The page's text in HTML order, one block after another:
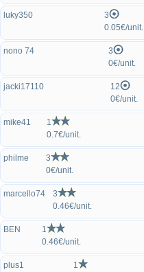
luky350
3
0.05€/unit.
nono 74
3
0€/unit.
jacki17110
12
0€/unit.
mike41
1
0.7€/unit.
philme
3
0€/unit.
marcello74
3
0.46€/unit.
BEN
1
0.46€/unit.
plus1
1